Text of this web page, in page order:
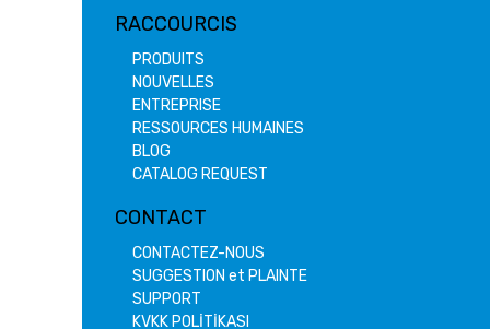
RACCOURCIS
PRODUITS
NOUVELLES
ENTREPRISE
RESSOURCES HUMAINES
BLOG
CATALOG REQUEST
CONTACT
CONTACTEZ-NOUS
SUGGESTION et PLAINTE
SUPPORT
KVKK POLİTİKASI